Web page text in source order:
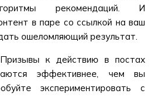
рекомендаций. И
в паре со ссылкой на ваш
ошеломляющий результат.
Призывы к действию в постах
эффективнее, чем вы
экспериментировать с